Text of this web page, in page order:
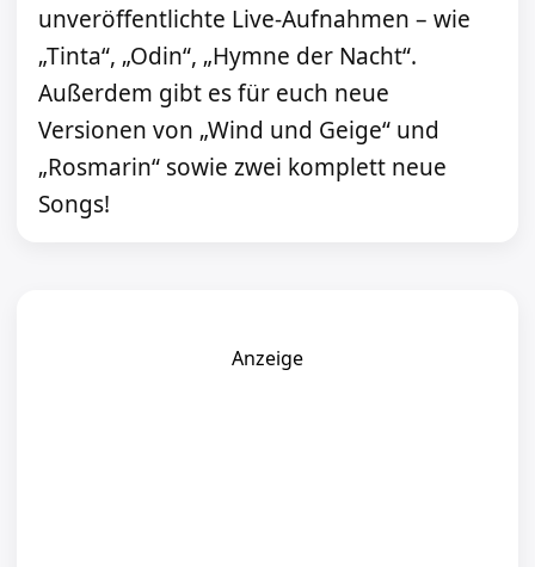
unveröffentlichte Live-Aufnahmen – wie
„Tinta“, „Odin“, „Hymne der Nacht“.
Außerdem gibt es für euch neue
Versionen von „Wind und Geige“ und
„Rosmarin“ sowie zwei komplett neue
Songs!
Anzeige